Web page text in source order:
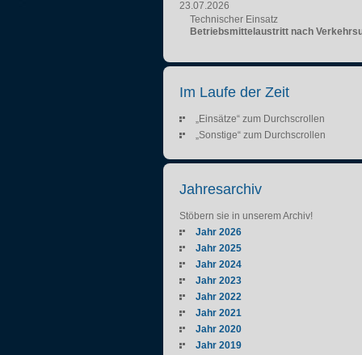
23.07.2026
Technischer Einsatz
Betriebsmittelaustritt nach
Im Laufe der Zeit
„Einsätze“ zum Durchscrollen
„Sonstige“ zum Durchscrollen
Jahresarchiv
Stöbern sie in unserem Archiv!
Jahr 2026
Jahr 2025
Jahr 2024
Jahr 2023
Jahr 2022
Jahr 2021
Jahr 2020
Jahr 2019